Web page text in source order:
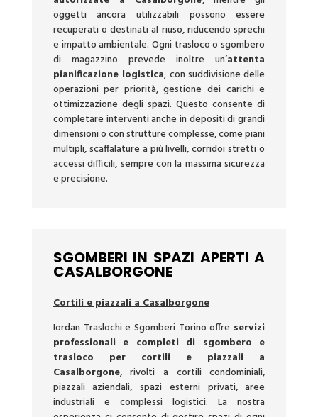
oggetti ancora utilizzabili possono essere
recuperati o destinati al riuso, riducendo sprechi
e impatto ambientale. Ogni trasloco o sgombero
di magazzino prevede inoltre un’attenta
pianificazione logistica, con suddivisione delle
operazioni per priorità, gestione dei carichi e
ottimizzazione degli spazi. Questo consente di
completare interventi anche in depositi di grandi
dimensioni o con strutture complesse, come piani
multipli, scaffalature a più livelli, corridoi stretti o
accessi difficili, sempre con la massima sicurezza
e precisione.
SGOMBERI IN SPAZI APERTI A
CASALBORGONE
Cortili e piazzali a Casalborgone
Iordan Traslochi e Sgomberi Torino offre servizi
professionali e completi di sgombero e
trasloco per cortili e piazzali a
Casalborgone, rivolti a cortili condominiali,
piazzali aziendali, spazi esterni privati, aree
industriali e complessi logistici. La nostra